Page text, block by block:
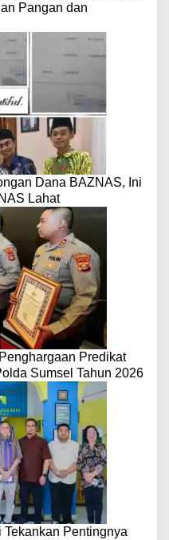
Pangan dan
Dana BAZNAS, Ini
Lahat
Predikat
Sumsel Tahun 2026
Pentingnya